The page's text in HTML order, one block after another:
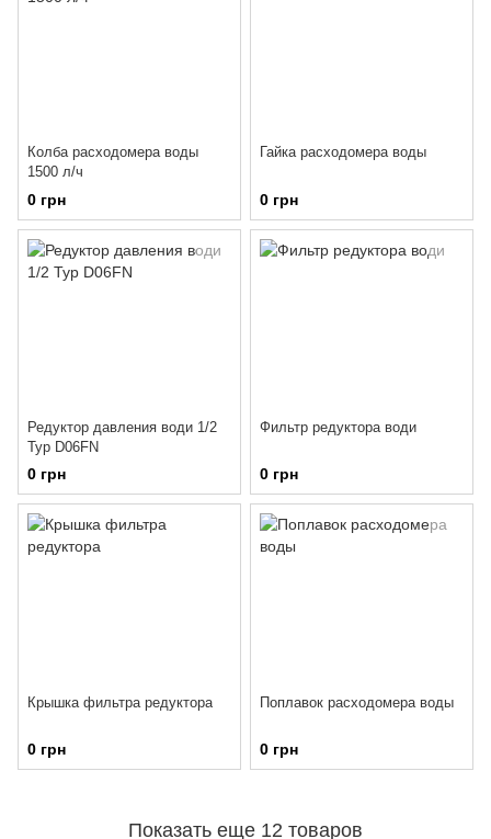
Колба расходомера воды
1500 л/ч
0 грн
Гайка расходомера воды
0 грн
Редуктор давления води 1/2
Typ D06FN
0 грн
Фильтр редуктора води
0 грн
Крышка фильтра редуктора
0 грн
Поплавок расходомера воды
0 грн
Показать еще 12 товаров